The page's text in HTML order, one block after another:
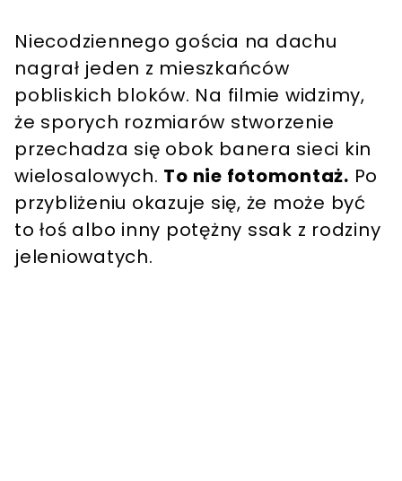
Niecodziennego gościa na dachu
nagrał jeden z mieszkańców
pobliskich bloków. Na filmie widzimy,
że sporych rozmiarów stworzenie
przechadza się obok banera sieci kin
wielosalowych. To nie fotomontaż. Po
przybliżeniu okazuje się, że może być
to łoś albo inny potężny ssak z rodziny
jeleniowatych.